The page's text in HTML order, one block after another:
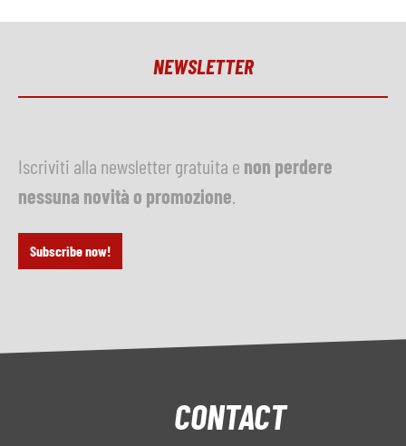
NEWSLETTER
Iscriviti alla newsletter gratuita e non perdere
nessuna novità o promozione
Subscribe now!
CONTACT